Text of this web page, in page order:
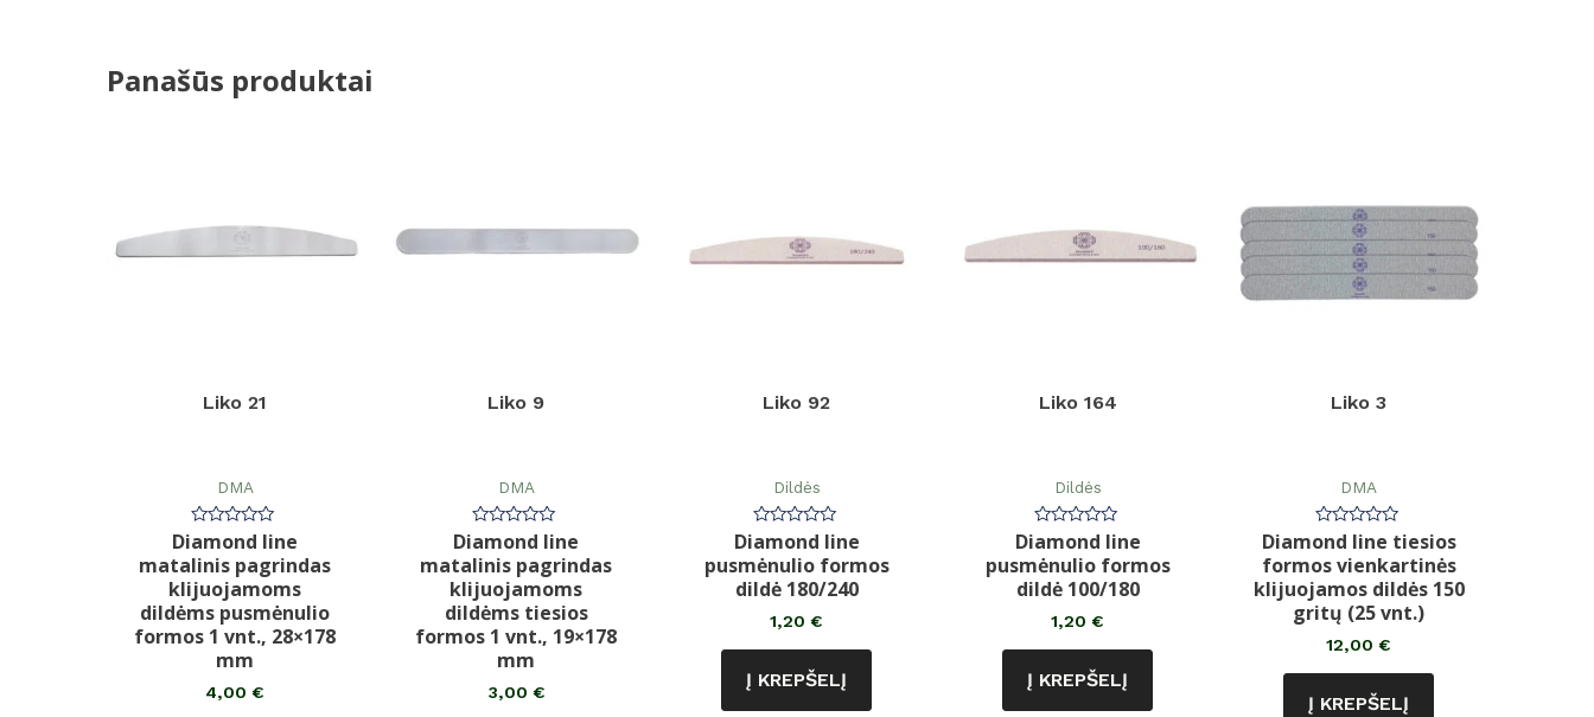
Panašūs produktai
Liko 21
DMA
Įvertinimas:
0
5
Diamond line
matalinis pagrindas
klijuojamoms
dildėms pusmėnulio
formos 1 vnt., 28×178
mm
4,00€
Liko 9
DMA
Įvertinimas:
0
5
Diamond line
matalinis pagrindas
klijuojamoms
dildėms tiesios
formos 1 vnt., 19×178
mm
3,00 €
Liko 92
Dildės
Įvertinimas:
0
iš
5
Diamond line
pusmėnulio formos
dildė 180/240
1,20€
Į KREPŠELĮ
Liko 164
Dildės
Įvertinimas:
0
iš
5
Diamond line
pusmėnulio formos
dildė 100/180
1,20€
Į KREPŠELĮ
Liko 3
DMA
Įvertinimas:
0
iš
5
Diamond line tiesios
formos vienkartinės
klijuojamos dildės 150
gritų (25 vnt.)
12,00€
Į KREPŠELĮ